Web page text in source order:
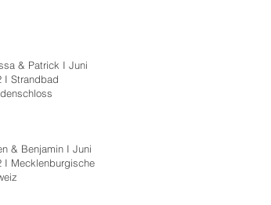
& Patrick I Juni
I Strandbad
& Benjamin I Juni
I Mecklenburgische